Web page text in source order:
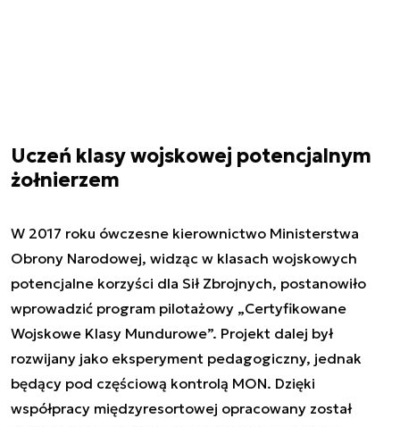
Uczeń klasy wojskowej potencjalnym
żołnierzem
W 2017 roku ówczesne kierownictwo Ministerstwa
Obrony Narodowej, widząc w klasach wojskowych
potencjalne korzyści dla Sił Zbrojnych, postanowiło
wprowadzić program pilotażowy „Certyfikowane
Wojskowe Klasy Mundurowe”. Projekt dalej był
rozwijany jako eksperyment pedagogiczny, jednak
będący pod częściową kontrolą MON. Dzięki
współpracy międzyresortowej opracowany został